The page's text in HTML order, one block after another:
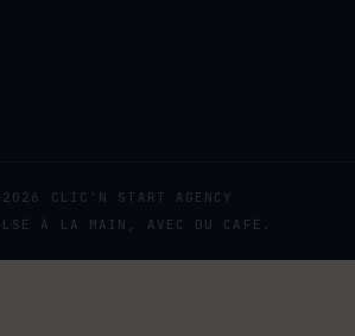
CLIC'N START AGENCY
À LA MAIN, AVEC DU CAFÉ.